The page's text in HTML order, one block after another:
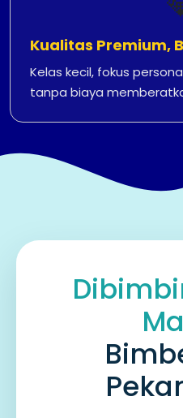
Kualitas Premium,
Kelas kecil, fokus
tanpa biaya